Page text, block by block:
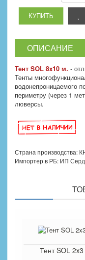
ОПИСАНИЕ
Тент SOL 8x10 м. -
Тенты
водонепроницаемого
периметру (через 1
люверсы.
Страна производства:
Импортер в РБ: ИП
Тент SOL